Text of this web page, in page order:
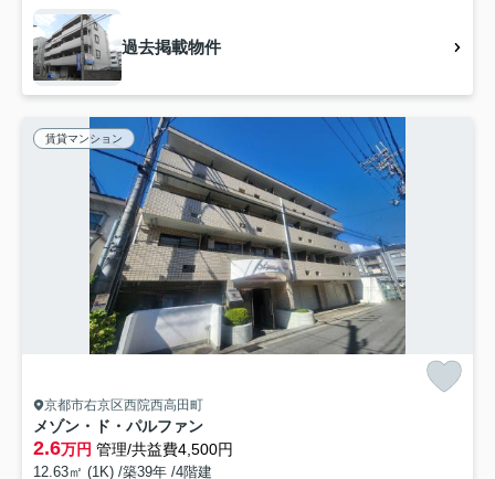
過去掲載物件
賃貸マンション
京都市右京区西院西高田町
メゾン・ド・パルファン
2.6万円 管理/共益費4,500円
12.63㎡ (1K) /築39年 /4階建